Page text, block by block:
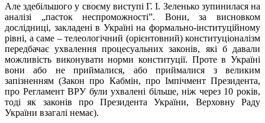
Але здебільшого у своєму виступі Г. І. Зеленько зупинилася на
аналізі „пасток неспроможності”. Вони, за висновком
дослідниці, закладені в Україні на формально-інституційному
рівні, а саме – телеологічний (орієнтовний) конституціоналізм
передбачає ухвалення процесуальних законів, які б давали
можливість виконувати норми конституції. Проте в Україні
вони або не приймалися, або приймалися з великим
запізненням (Закон про Кабмін, про Імпічмент Президента,
про Регламент ВРУ були ухвалені більше, ніж через 10 років,
тоді як законів про Президента України, Верховну Раду
України взагалі немає).